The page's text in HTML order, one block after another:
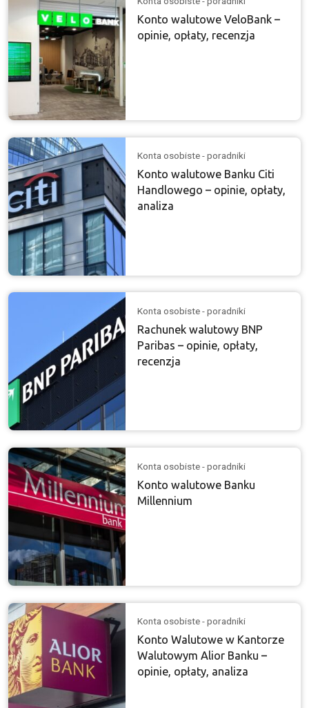
Konto walutowe VeloBank –
opinie, opłaty, recenzja
Konta osobiste - poradniki
Konto walutowe Banku Citi
Handlowego – opinie, opłaty,
analiza
Konta osobiste - poradniki
Rachunek walutowy BNP
Paribas – opinie, opłaty,
recenzja
Konta osobiste - poradniki
Konto walutowe Banku
Millennium
Konta osobiste - poradniki
Konto Walutowe w Kantorze
Walutowym Alior Banku –
opinie, opłaty, analiza